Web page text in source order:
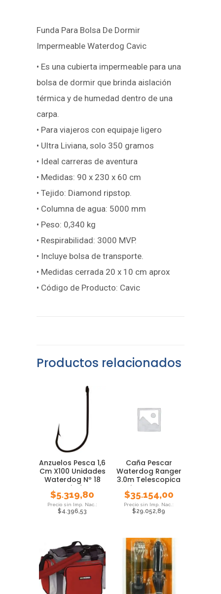
Funda Para Bolsa De Dormir
Impermeable Waterdog Cavic
• Es una cubierta impermeable para una
bolsa de dormir que brinda aislación
térmica y de humedad dentro de una
carpa.
• Para viajeros con equipaje ligero
• Ultra Liviana, solo 350 gramos
• Ideal carreras de aventura
• Medidas: 90 x 230 x 60 cm
• Tejido: Diamond ripstop.
• Columna de agua: 5000 mm
• Peso: 0,340 kg
• Respirabilidad: 3000 MVP.
• Incluye bolsa de transporte.
• Medidas cerrada 20 x 10 cm aprox
• Código de Producto: Cavic
Productos relacionados
Anzuelos Pesca 1,6
Cm X100 Unidades
Waterdog Nº 18
Variada
$5.319,80
$4.396,53
Caña Pescar
Waterdog Ranger
3.0m Telescopica
Pejerrey Carpa
$35.154,00
$29.052,89